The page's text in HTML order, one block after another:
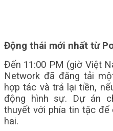
Động thái mới nhất từ
Đến 11:00 PM (giờ Việt
Network đã đăng tải
hợp tác và trả lại tiền,
động hình sự. Dự án
thuyết với phía tin tặc để
hai.